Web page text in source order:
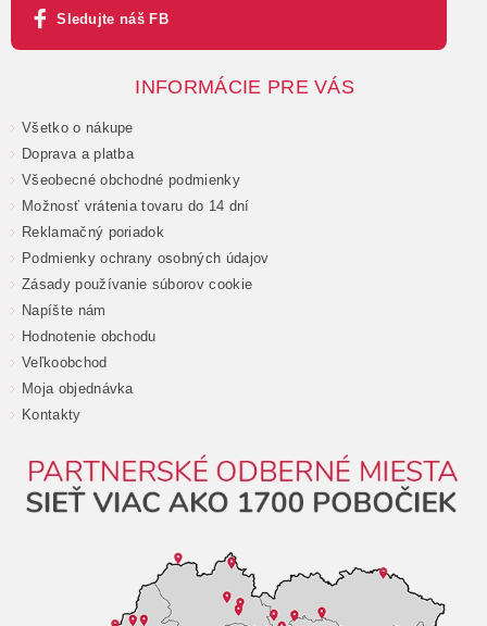
Sledujte náš FB
INFORMÁCIE PRE VÁS
Všetko o nákupe
Doprava a platba
Všeobecné obchodné podmienky
Možnosť vrátenia tovaru do 14 dní
Reklamačný poriadok
Podmienky ochrany osobných údajov
Zásady používanie súborov cookie
Napíšte nám
Hodnotenie obchodu
Veľkoobchod
Moja objednávka
Kontakty